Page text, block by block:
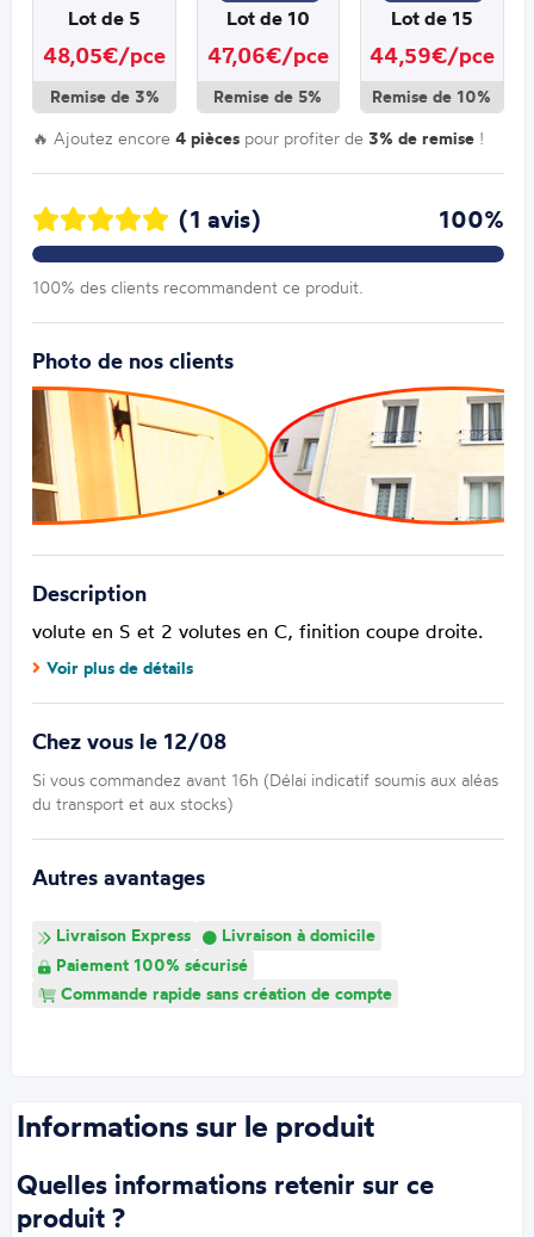
Lot de 5
48,05€/pce
Remise de 3%
Lot de 10
47,06€/pce
Remise de 5%
Lot de 15
44,59€/pce
Remise de 10%
🔥 Ajoutez encore4 pièces pour profiter de 3% de remise !
(1 avis) 100%
100% des clients recommandent ce produit.
Photo de nos clients
Description
volute en S et 2 volutes en C, finition coupe droite.
Voir plus de détails
Chez vous le 12/08
Si vous commandez avant 16h (Délai indicatif soumis aux aléas
du transport et aux stocks)
Autres avantages
Livraison Express
Livraison à domicile
Paiement 100% sécurisé
Commande rapide sans création de compte
Informations sur le produit
Quelles informations retenir sur ce
produit ?